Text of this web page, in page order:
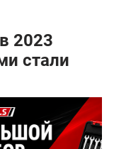
2023
стали